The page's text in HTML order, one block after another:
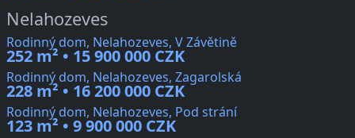
Nelahozeves
Rodinný dom, Nelahozeves, V Závětině
252 m² • 15 900 000 CZK
Rodinný dom, Nelahozeves, Zagarolská
228 m² • 16 200 000 CZK
Rodinný dom, Nelahozeves, Pod strání
123 m² • 9 900 000 CZK